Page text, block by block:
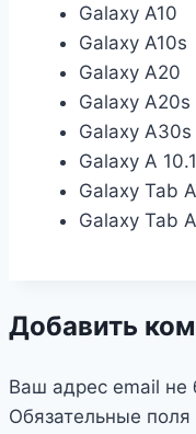
Galaxy A10
Galaxy A10s
Galaxy A20
Galaxy A20s
Galaxy A30s
Galaxy A 10.1
Galaxy Tab
Galaxy Tab
Добавить
Ваш адрес email не
Обязательные